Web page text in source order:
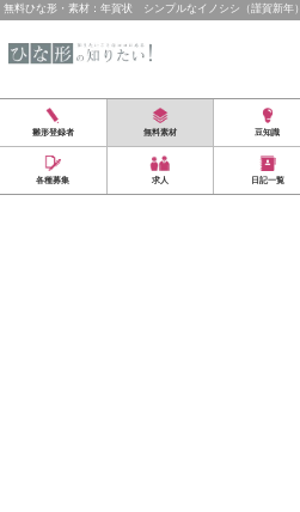
無料ひな形・素材：年賀状 シンプルなイノシシ（謹賀新年）
雛形登録者 無料素材 豆知識
各種募集 求人 日記一覧